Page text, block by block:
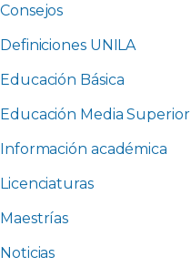
Consejos
Definiciones UNILA
Educación Básica
Educación Media Superior
Información académica
Licenciaturas
Maestrías
Noticias